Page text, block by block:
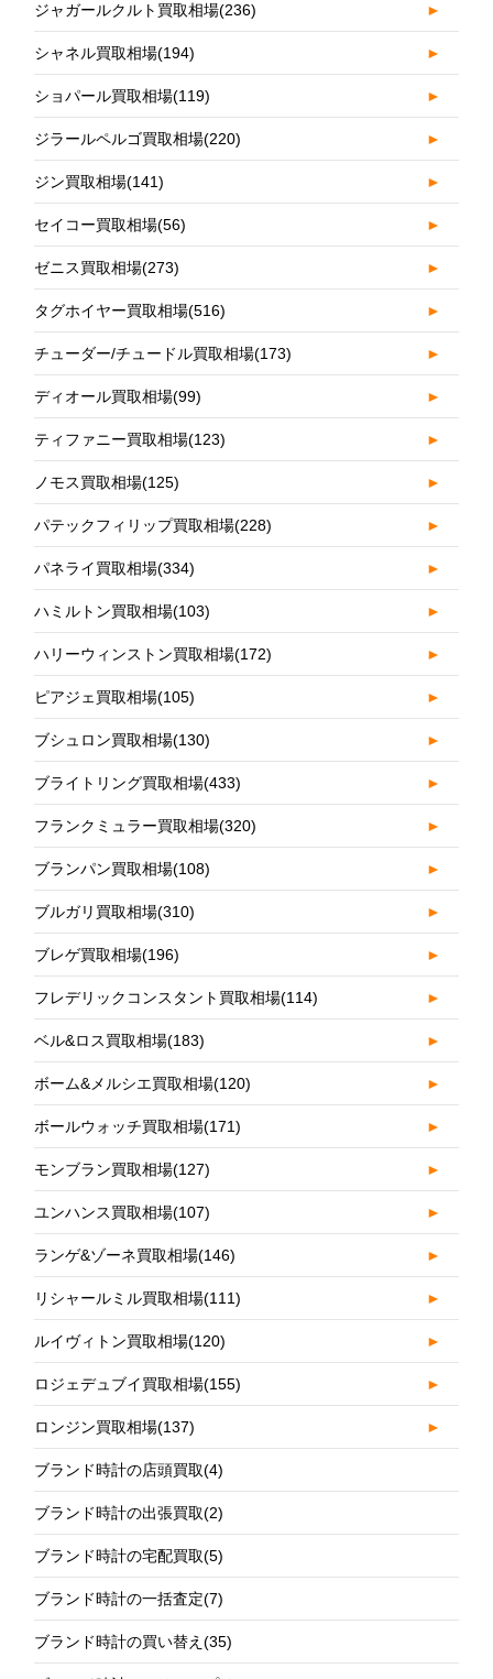
ジャガールクルト買取相場(236) ►
シャネル買取相場(194) ►
ショパール買取相場(119) ►
ジラールペルゴ買取相場(220) ►
ジン買取相場(141) ►
セイコー買取相場(56) ►
ゼニス買取相場(273) ►
タグホイヤー買取相場(516) ►
チューダー/チュードル買取相場(173) ►
ディオール買取相場(99) ►
ティファニー買取相場(123) ►
ノモス買取相場(125) ►
パテックフィリップ買取相場(228) ►
パネライ買取相場(334) ►
ハミルトン買取相場(103) ►
ハリーウィンストン買取相場(172) ►
ピアジェ買取相場(105) ►
ブシュロン買取相場(130) ►
ブライトリング買取相場(433) ►
フランクミュラー買取相場(320) ►
ブランパン買取相場(108) ►
ブルガリ買取相場(310) ►
ブレゲ買取相場(196) ►
フレデリックコンスタント買取相場(114) ►
ベル&ロス買取相場(183) ►
ボーム&メルシエ買取相場(120) ►
ボールウォッチ買取相場(171) ►
モンブラン買取相場(127) ►
ユンハンス買取相場(107) ►
ランゲ&ゾーネ買取相場(146) ►
リシャールミル買取相場(111) ►
ルイヴィトン買取相場(120) ►
ロジェデュブイ買取相場(155) ►
ロンジン買取相場(137) ►
ブランド時計の店頭買取(4)
ブランド時計の出張買取(2)
ブランド時計の宅配買取(5)
ブランド時計の一括査定(7)
ブランド時計の買い替え(35)